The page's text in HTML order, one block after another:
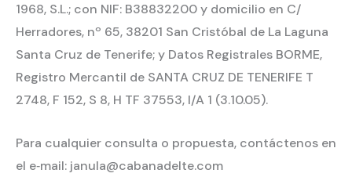
1968, S.L.; con NIF: B38832200 y domicilio en C/
Herradores, nº 65, 38201 San Cristóbal de La Laguna
Santa Cruz de Tenerife; y Datos Registrales BORME,
Registro Mercantil de SANTA CRUZ DE TENERIFE T
2748, F 152, S 8, H TF 37553, I/A 1 (3.10.05).
Para cualquier consulta o propuesta, contáctenos en
el e‐mail: janula@cabanadelte.com